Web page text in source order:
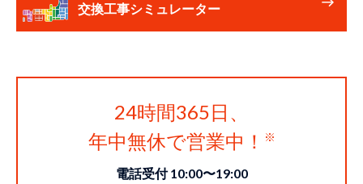
交換工事シミュレーター
24時間365日、
年中無休で営業中！
電話受付 10:00〜19:00